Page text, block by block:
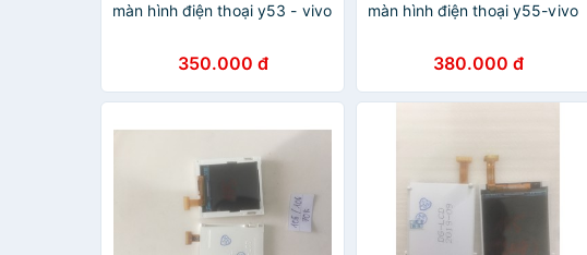
màn hình điện thoại y53 - vivo
350.000 đ
màn hình điện thoại y55-vivo
380.000 đ